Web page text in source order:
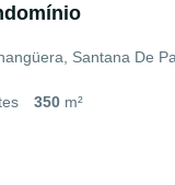
Santana De
350 m²